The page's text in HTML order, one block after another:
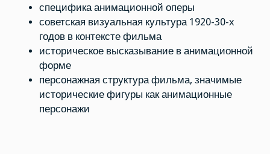
специфика анимационной оперы
советская визуальная культура 1920-30-х
годов в контексте фильма
историческое высказывание в анимационной
форме
персонажная структура фильма, значимые
исторические фигуры как анимационные
персонажи